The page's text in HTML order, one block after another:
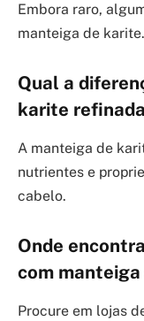
Embora raro,
manteiga de
Qual a
karite
A manteiga de
nutrientes e
cabelo.
Onde
com
Procure em lojas